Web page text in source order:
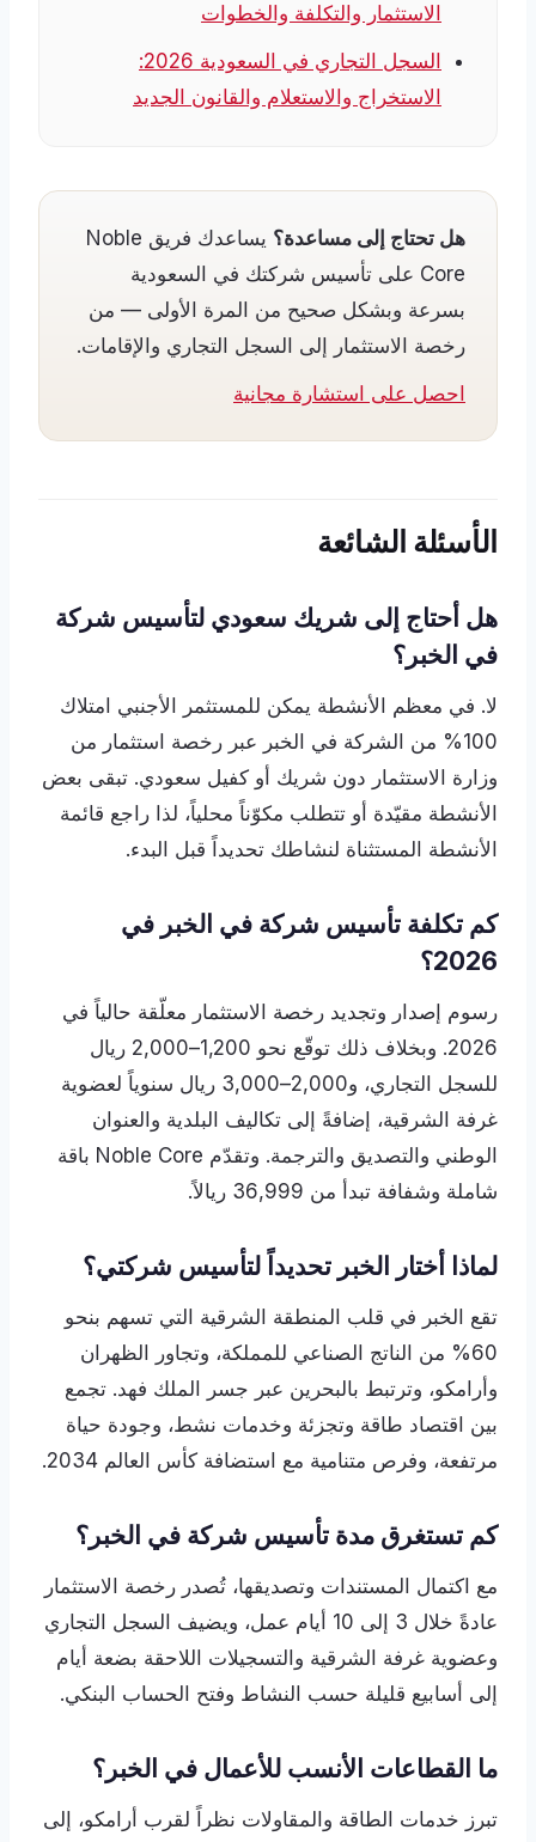
الاستثمار والتكلفة والخطوات
السجل التجاري في السعودية 2026:
الاستخراج والاستعلام والقانون الجديد
هل تحتاج إلى مساعدة؟
يساعدك فريق Noble
Core على تأسيس شركتك في السعودية
بسرعة وبشكل صحيح من المرة الأولى — من
رخصة الاستثمار إلى السجل التجاري والإقامات.
احصل على استشارة مجانية
الأسئلة الشائعة
هل أحتاج إلى شريك سعودي لتأسيس شركة
في الخبر؟
لا. في معظم الأنشطة يمكن للمستثمر الأجنبي امتلاك
100% من الشركة في الخبر عبر رخصة استثمار من
وزارة الاستثمار دون شريك أو كفيل سعودي. تبقى بعض
الأنشطة مقيّدة أو تتطلب مكوّناً محلياً، لذا راجع قائمة
الأنشطة المستثناة لنشاطك تحديداً قبل البدء.
كم تكلفة تأسيس شركة في الخبر في
2026؟
رسوم إصدار وتجديد رخصة الاستثمار معلّقة حالياً في
2026. وبخلاف ذلك توقّع نحو 1,200–2,000 ريال
للسجل التجاري، و2,000–3,000 ريال سنوياً لعضوية
غرفة الشرقية، إضافةً إلى تكاليف البلدية والعنوان
الوطني والتصديق والترجمة. وتقدّم Noble Core باقة
شاملة وشفافة تبدأ من 36,999 ريالاً.
لماذا أختار الخبر تحديداً لتأسيس شركتي؟
تقع الخبر في قلب المنطقة الشرقية التي تسهم بنحو
60% من الناتج الصناعي للمملكة، وتجاور الظهران
وأرامكو، وترتبط بالبحرين عبر جسر الملك فهد. تجمع
بين اقتصاد طاقة وتجزئة وخدمات نشط، وجودة حياة
مرتفعة، وفرص متنامية مع استضافة كأس العالم 2034.
كم تستغرق مدة تأسيس شركة في الخبر؟
مع اكتمال المستندات وتصديقها، تُصدر رخصة الاستثمار
عادةً خلال 3 إلى 10 أيام عمل، ويضيف السجل التجاري
وعضوية غرفة الشرقية والتسجيلات اللاحقة بضعة أيام
إلى أسابيع قليلة حسب النشاط وفتح الحساب البنكي.
ما القطاعات الأنسب للأعمال في الخبر؟
تبرز خدمات الطاقة والمقاولات نظراً لقرب أرامكو، إلى